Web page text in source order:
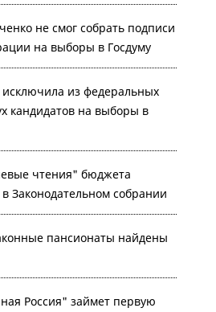
не смог собрать подписи
на выборы в Госдуму
из федеральных
кандидатов на выборы в
чтения" бюджета
Законодательном собрании
пансионаты найдены
Россия" займет первую